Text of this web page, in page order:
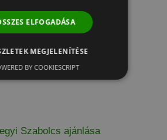
Szabolcs ajánlása
Szabolcs ajánlása
ELFOGADÁSA
MEGJELENÍTÉSE
BY COOKIESCRIPT